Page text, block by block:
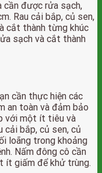
được rửa sạch,
Rau cải bắp, củ sen,
cắt thành từng khúc
sạch và cắt thành
cần thực hiện các
an toàn và đảm bảo
với một ít tiêu và
cải bắp, củ sen, củ
loãng trong khoảng
Nấm đông cô cần
ít giấm để khử trùng.